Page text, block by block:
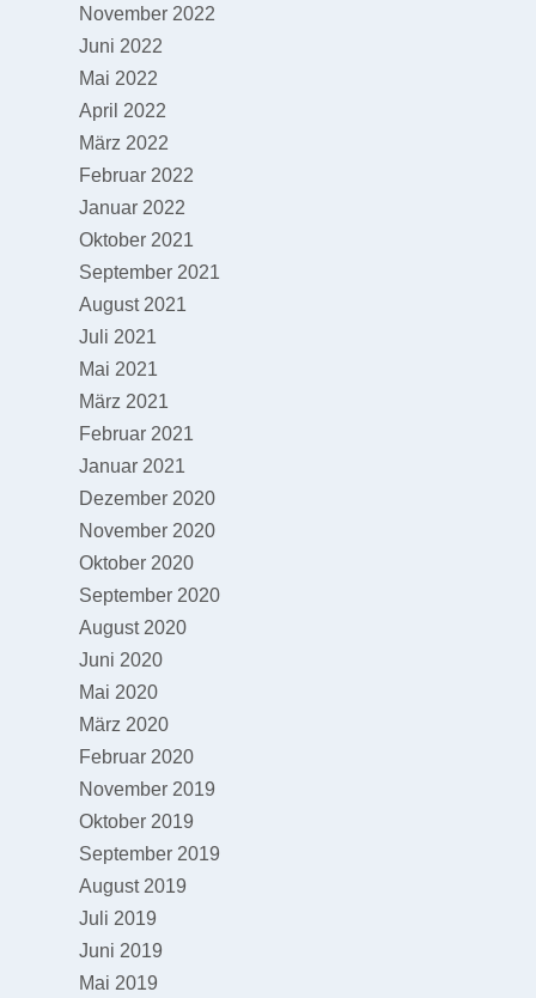
November 2022
Juni 2022
Mai 2022
April 2022
März 2022
Februar 2022
Januar 2022
Oktober 2021
September 2021
August 2021
Juli 2021
Mai 2021
März 2021
Februar 2021
Januar 2021
Dezember 2020
November 2020
Oktober 2020
September 2020
August 2020
Juni 2020
Mai 2020
März 2020
Februar 2020
November 2019
Oktober 2019
September 2019
August 2019
Juli 2019
Juni 2019
Mai 2019